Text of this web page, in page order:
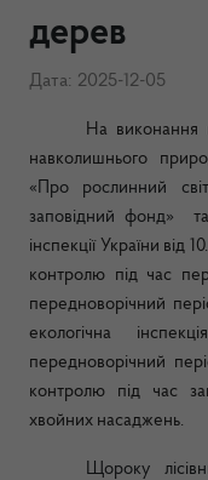
дерев
Дата: 2025-12-05
На виконання
навколишнього
«Про рослинний
заповідний фонд»
інспекції України від
контролю під час
передноворічний
екологічна
передноворічний
контролю під час
хвойних насаджень.
Щороку